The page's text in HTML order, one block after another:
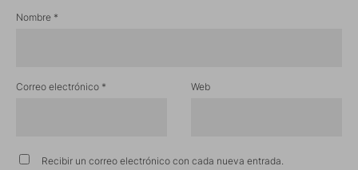
Nombre *
Correo electrónico * Web
Recibir un correo electrónico con cada nueva entrada.